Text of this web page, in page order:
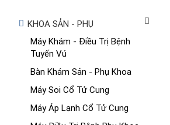
KHOA SẢN - PHỤ
Máy Khám - Điều Trị Bệnh
Tuyến Vú
Bàn Khám Sản - Phụ Khoa
Máy Soi Cổ Tử Cung
Máy Áp Lạnh Cổ Tử Cung